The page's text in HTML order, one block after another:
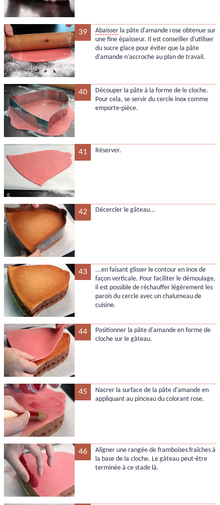
39 Abaisserla pâte d'amande rose obtenue sur
une fine épaisseur. Il est conseiller d'utiliser
du sucre glace pour éviter que la pâte
d'amande n'accroche au plan de travail.
40
Découper la pâte à la forme de le cloche.
Pour cela, se servir du cercle inox comme
emporte-pièce.
41 Réserver.
42 Décercler le gâteau...
43
...en faisant glisser le contour en inox de
façon verticale. Pour faciliter le démoulage,
il est possible de réchauffer légèrement les
parois du cercle avec un chalumeau de
cuisine.
44
Positionner la pâte d'amande en forme de
cloche sur le gâteau.
45
Nacrer la surface de la pâte d'amande en
appliquant au pinceau du colorant rose.
46
Aligner une rangée de framboises fraîches à
la base de la cloche. Le gâteau peut-être
terminée à ce stade là.